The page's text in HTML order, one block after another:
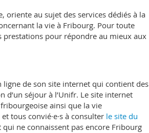
oriente au sujet des services dédiés à la
la vie à Fribourg. Pour toute
prestations pour répondre au mieux aux
ligne de son site internet qui contient des
séjour à l’Unifr. Le site internet
ainsi que la vie
tous convié·e·s à consulter le site du
ne connaissent pas encore Fribourg